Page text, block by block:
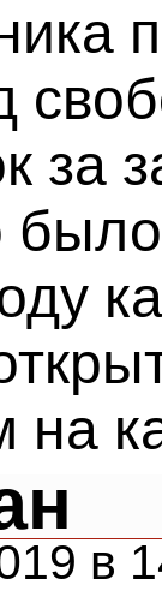
за
на
в